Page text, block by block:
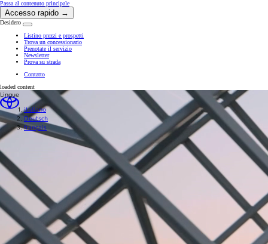
Passa al contenuto principale(Premi invio)
Accesso rapido →
Desidero
Chiudi overlay
Listino prezzi e prospetti
Trova un concessionario
Prenotate il servizio
Newsletter
Prova su strada
Contatto
Lingue
italiano
Deutsch
français
loaded content